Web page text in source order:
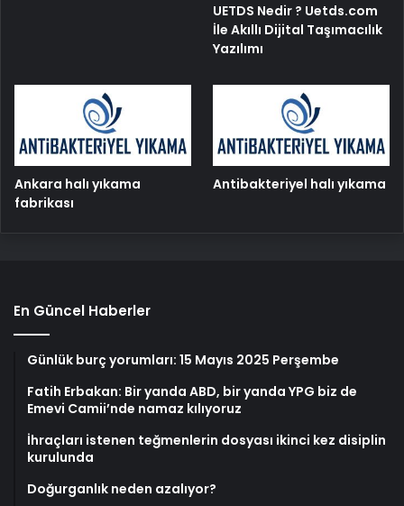
UETDS Nedir ? Uetds.com
İle Akıllı Dijital Taşımacılık
Yazılımı
Ankara halı yıkama
fabrikası
Antibakteriyel halı yıkama
En Güncel Haberler
Günlük burç yorumları: 15 Mayıs 2025 Perşembe
Fatih Erbakan: Bir yanda ABD, bir yanda YPG biz de
Emevi Camii’nde namaz kılıyoruz
İhraçları istenen teğmenlerin dosyası ikinci kez disiplin
kurulunda
Doğurganlık neden azalıyor?